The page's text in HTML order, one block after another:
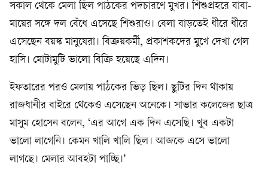
সকাল থেকে মেলা ছিল পাঠকের পদচারণে মুখর। শিশুপ্রহরে বাবা-
মায়ের সঙ্গে দল বেঁধে এসেছে শিশুরাও। বেলা বাড়তেই ধীরে ধীরে
এসেছেন বয়স্ক মানুষেরা। বিক্রয়কর্মী, প্রকাশকদের মুখে দেখা গেল
হাসি। মোটামুটি ভালো বিক্রি হয়েছে এদিন।
ইফতারের পরও মেলায় পাঠকের ভিড় ছিল। ছুটির দিন থাকায়
রাজধানীর বাইরে থেকেও এসেছেন অনেকে। সাভার কলেজের ছাত্র
মাসুম হোসেন বলেন, ‘এর আগে এক দিন এসেছি। খুব একটা
ভালো লাগেনি। কেমন খালি খালি ছিল। আজকে এসে ভালো
লাগছে। মেলার আবহটা পাচ্ছি।’